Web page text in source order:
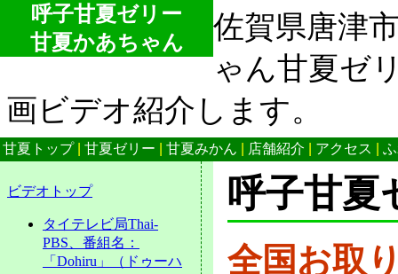
呼子甘夏ゼリー
甘夏かあちゃん
佐賀県唐津
ゃん甘夏ゼ
画ビデオ紹介します。
甘夏トップ| 甘夏ゼリー 甘夏みかん 店舗紹介 アクセス
ビデオトップ
タイテレビ局Thai-
PBS、番組名：
「Dohiru」（ドゥーハ
呼子甘夏
全国お取